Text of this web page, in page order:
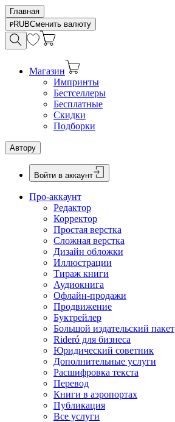
Главная
RUBСменить валюту
Магазин
Импринты
Бестселлеры
Бесплатные
Скидки
Подборки
Автору
Войти в аккаунт
Про-аккаунт
Редактор
Корректор
Простая верстка
Сложная верстка
Дизайн обложки
Иллюстрации
Тираж книги
Аудиокнига
Офлайн-продажи
Продвижение
Буктрейлер
Большой издательский пакет
Rideró для бизнеса
Юридический советник
Дополнительные услуги
Расшифровка текста
Перевод
Книги в аэропортах
Публикация
Все услуги